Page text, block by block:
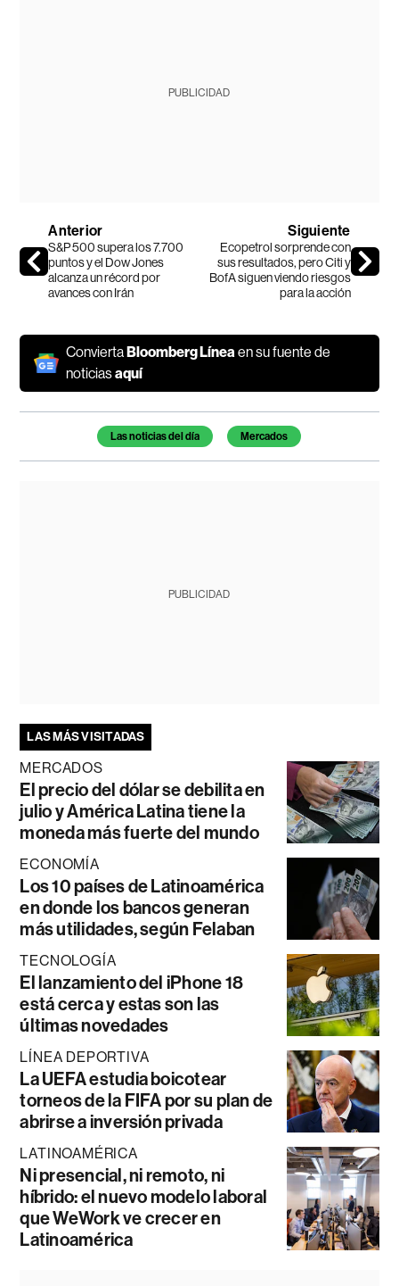
PUBLICIDAD
Anterior
S&P 500 supera los 7.700
puntos y el Dow Jones
alcanza un récord por
avances con Irán
Siguiente
Ecopetrol sorprende con
sus resultados, pero Citi y
BofA siguen viendo riesgos
para la acción
ConviertaBloomberg Líneaen su fuente de
noticiasaquí
Temas de este artículo
Las noticias del día Mercados
PUBLICIDAD
LAS MÁS VISITADAS
MERCADOS
El precio del dólar se debilita en
julio y América Latina tiene la
moneda más fuerte del mundo
ECONOMÍA
Los 10 países de Latinoamérica
en donde los bancos generan
más utilidades, según Felaban
TECNOLOGÍA
El lanzamiento del iPhone 18
está cerca y estas son las
últimas novedades
LÍNEA DEPORTIVA
La UEFA estudia boicotear
torneos de la FIFA por su plan de
abrirse a inversión privada
LATINOAMÉRICA
Ni presencial, ni remoto, ni
híbrido: el nuevo modelo laboral
que WeWork ve crecer en
Latinoamérica